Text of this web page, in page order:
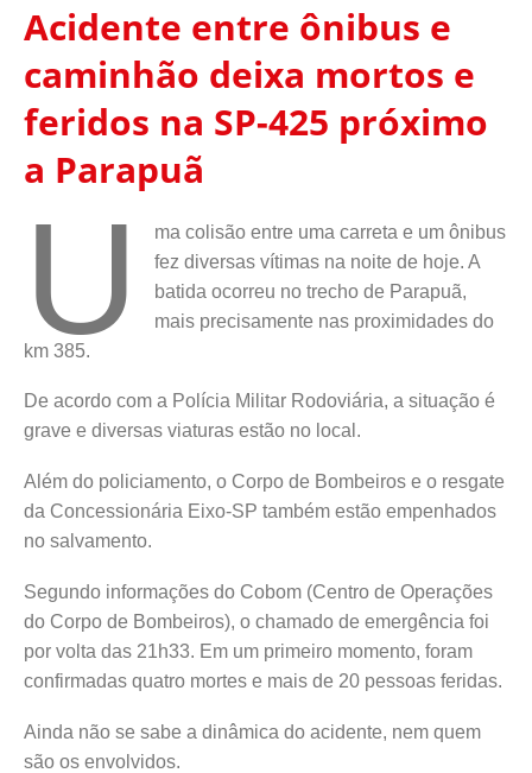
Acidente entre ônibus e
caminhão deixa mortos e
feridos na SP-425 próximo
a Parapuã
U
ma colisão entre uma carreta e um ônibus
fez diversas vítimas na noite de hoje. A
batida ocorreu no trecho de Parapuã,
mais precisamente nas proximidades do
km 385.
De acordo com a Polícia Militar Rodoviária, a situação é
grave e diversas viaturas estão no local.
Além do policiamento, o Corpo de Bombeiros e o resgate
da Concessionária Eixo-SP também estão empenhados
no salvamento.
Segundo informações do Cobom (Centro de Operações
do Corpo de Bombeiros), o chamado de emergência foi
por volta das 21h33. Em um primeiro momento, foram
confirmadas quatro mortes e mais de 20 pessoas feridas.
Ainda não se sabe a dinâmica do acidente, nem quem
são os envolvidos.